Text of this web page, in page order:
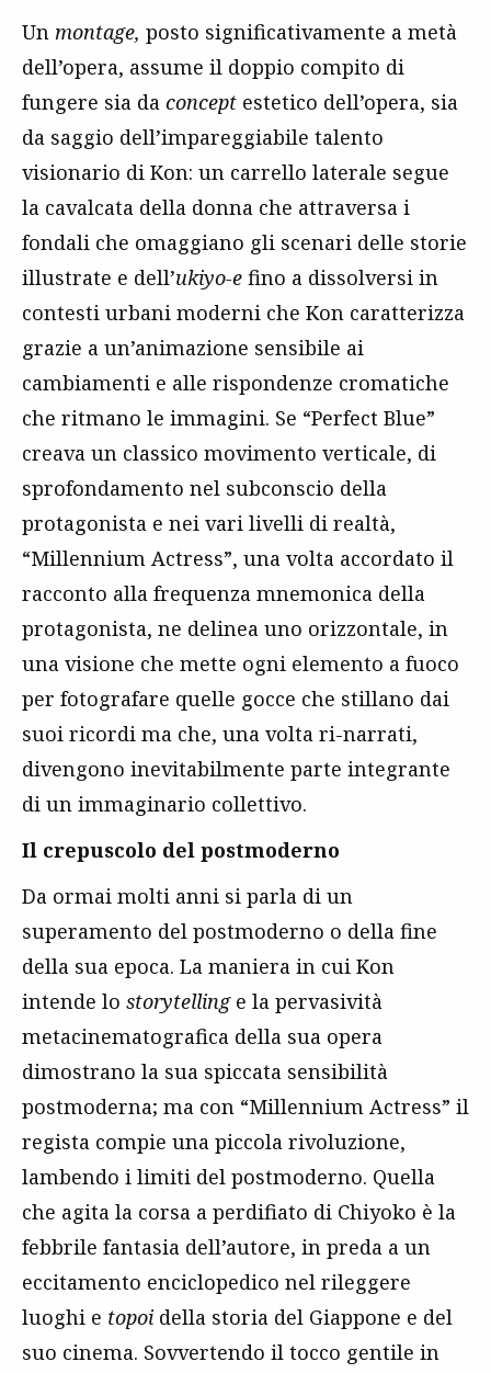
Un montage, posto significativamente a metà
dell’opera, assume il doppio compito di
fungere sia da concept estetico dell’opera, sia
da saggio dell’impareggiabile talento
visionario di Kon: un carrello laterale segue
la cavalcata della donna che attraversa i
fondali che omaggiano gli scenari delle storie
illustrate e dell’ukiyo-e fino a dissolversi in
contesti urbani moderni che Kon caratterizza
grazie a un’animazione sensibile ai
cambiamenti e alle rispondenze cromatiche
che ritmano le immagini. Se “Perfect Blue”
creava un classico movimento verticale, di
sprofondamento nel subconscio della
protagonista e nei vari livelli di realtà,
“Millennium Actress”, una volta accordato il
racconto alla frequenza mnemonica della
protagonista, ne delinea uno orizzontale, in
una visione che mette ogni elemento a fuoco
per fotografare quelle gocce che stillano dai
suoi ricordi ma che, una volta ri-narrati,
divengono inevitabilmente parte integrante
di un immaginario collettivo.
Il crepuscolo del postmoderno
Da ormai molti anni si parla di un
superamento del postmoderno o della fine
della sua epoca. La maniera in cui Kon
intende lo storytellinge la pervasività
metacinematografica della sua opera
dimostrano la sua spiccata sensibilità
postmoderna; ma con “Millennium Actress” il
regista compie una piccola rivoluzione,
lambendo i limiti del postmoderno. Quella
che agita la corsa a perdifiato di Chiyoko è la
febbrile fantasia dell’autore, in preda a un
eccitamento enciclopedico nel rileggere
luoghi e topoi della storia del Giappone e del
suo cinema. Sovvertendo il tocco gentile in